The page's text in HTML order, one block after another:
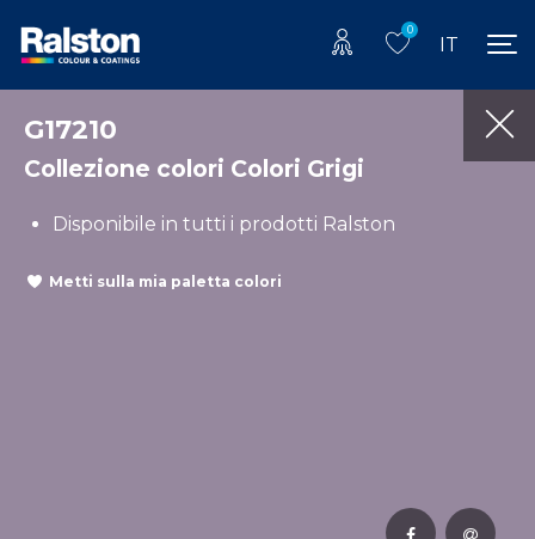
0
IT
G17210
Collezione colori Colori Grigi
Disponibile in tutti i prodotti Ralston
Metti sulla mia paletta colori